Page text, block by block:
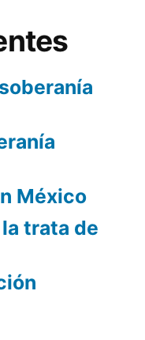
México
trata de